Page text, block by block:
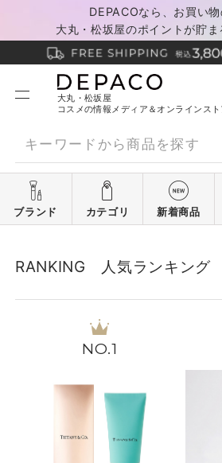
DEPACOなら、お買い
大丸・松坂屋のポイントが貯ま
大丸・松坂屋
コスメの情報メディア＆オンラインスト
ブランド カテゴリ 新着商品
RANKING 人気ランキング
1